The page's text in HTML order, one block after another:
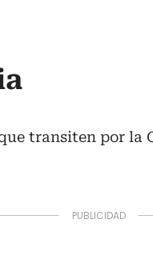
transiten por la